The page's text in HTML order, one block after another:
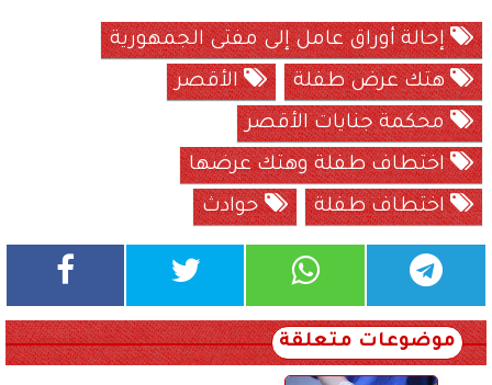
إحالة أوراق عامل إلى مفتى الجمهورية
هتك عرض طفلة
الأقصر
محكمة جنايات الأقصر
اختطاف طفلة وهتك عرضها
اختطاف طفلة
حوادث
موضوعات متعلقة